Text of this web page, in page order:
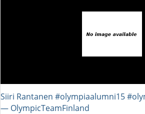
Siiri Rantanen #olympiaalumni15
― OlympicTeamFinland